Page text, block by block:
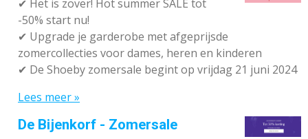
✔ Het is zover! Hot summer SALE tot
-50% start nu!
✔ Upgrade je garderobe met afgeprijsde
zomercollecties voor dames, heren en kinderen
✔ De Shoeby zomersale begint op vrijdag 21 juni 2024
Lees meer »
De Bijenkorf - Zomersale